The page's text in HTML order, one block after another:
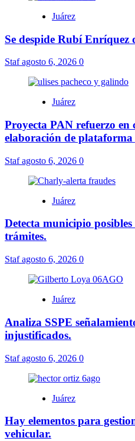
Juárez
Se despide Rubí
Stafagosto 6, 2026 0
Juárez
Proyecta PAN refuerzo en
elaboración de
Stafagosto 6, 2026 0
Juárez
Detecta municipio
trámites.
Stafagosto 6, 2026 0
Juárez
Analiza SSPE
injustificados.
Stafagosto 6, 2026 0
Juárez
Hay elementos para
vehicular.